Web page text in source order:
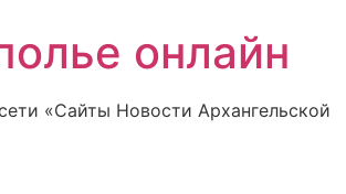
онлайн
«Сайты Новости Архангельской